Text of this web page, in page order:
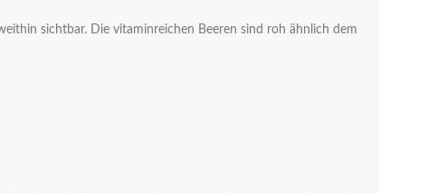
sichtbar. Die vitaminreichen Beeren sind roh ähnlich dem